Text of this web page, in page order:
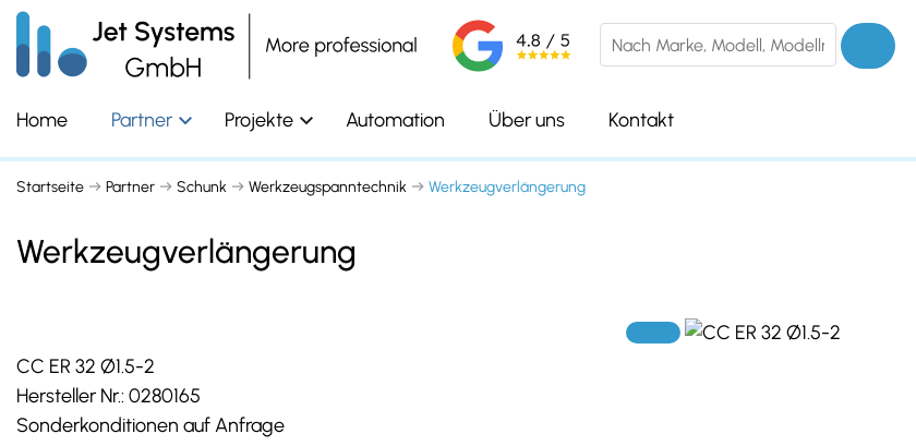
Home Partner Projekte Automation Über uns Kontakt
Startseite Partner Schunk Werkzeugspanntechnik Werkzeugverlängerung
Werkzeugverlängerung
CC ER 32 Ø1.5-2
Hersteller Nr.: 0280165
Sonderkonditionen auf Anfrage